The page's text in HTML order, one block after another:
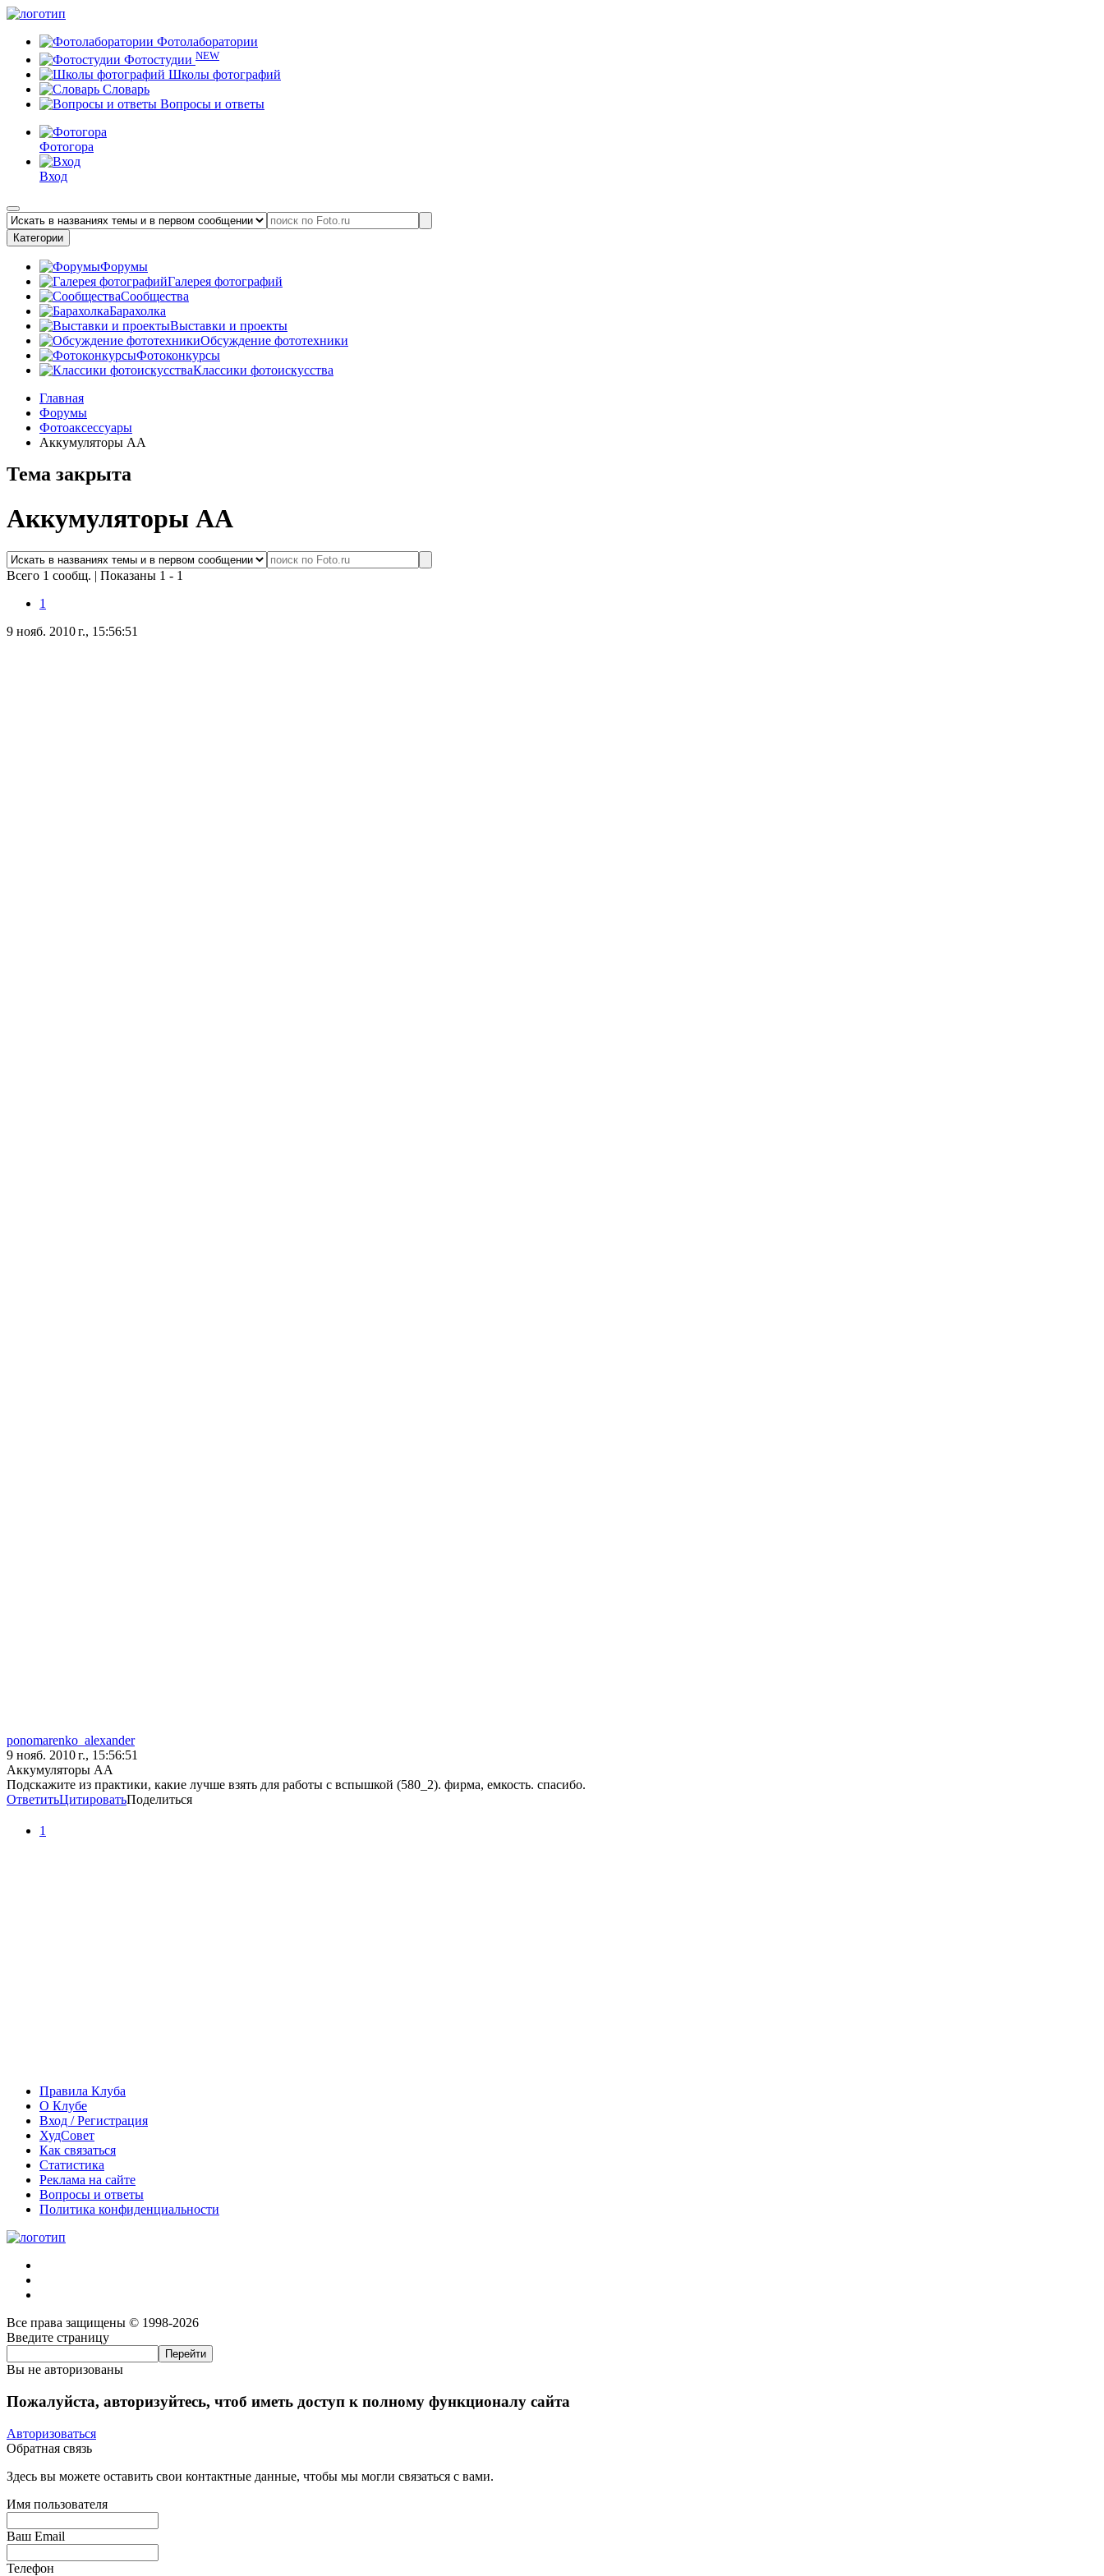
Фотолаборатории
Фотостудии NEW
Школы фотографий
Словарь
Вопросы и ответы
Фотогора
Вход
Категории
Форумы
Галерея фотографий
Сообщества
Барахолка
Выставки и проекты
Обсуждение фототехники
Фотоконкурсы
Классики фотоискусства
Главная
Форумы
Фотоаксессуары
Аккумуляторы АА
Тема закрыта
Аккумуляторы АА
Всего 1 сообщ. | Показаны 1 - 1
1
9 нояб. 2010 г., 15:56:51
ponomarenko_alexander
9 нояб. 2010 г., 15:56:51
Аккумуляторы АА
Подскажите из практики, какие лучше взять для работы с вспышкой (580_2). фирма, емкость. спасибо.
ОтветитьЦитироватьПоделиться
1
Правила Клуба
О Клубе
Вход / Регистрация
ХудСовет
Как связаться
Статистика
Реклама на сайте
Вопросы и ответы
Политика конфиденциальности
Все права защищены © 1998-2026
Введите страницу
Вы не авторизованы
Пожалуйста, авторизуйтесь, чтоб иметь доступ к полному функционалу сайта
Авторизоваться
Обратная связь
Здесь вы можете оставить свои контактные данные, чтобы мы могли связаться с вами.
Имя пользователя
Ваш Email
Телефон